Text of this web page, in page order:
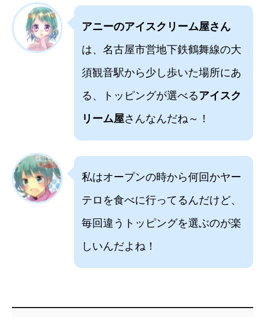
アニーのアイスクリーム屋さん
は、名古屋市営地下鉄鶴舞線の大
須観音駅から少し歩いた場所にあ
る、トッピングが選べるアイスク
リーム屋さんなんだね～！
私はオープンの時から何回かヤー
テロを食べに行ってるんだけど、
毎回違うトッピングを選ぶのが楽
しいんだよね！